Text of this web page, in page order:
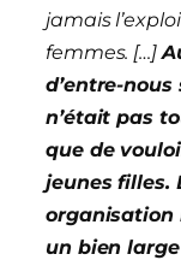
jamais
femmes. […]
d’entre-
n’était pas
que de
jeunes filles.
organisation
un bien